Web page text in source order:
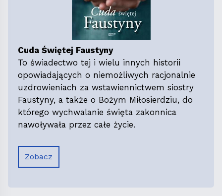
Cuda Świętej Faustyny
To świadectwo tej i wielu innych historii
opowiadających o niemożliwych racjonalnie
uzdrowieniach za wstawiennictwem siostry
Faustyny, a także o Bożym Miłosierdziu, do
którego wychwalanie święta zakonnica
nawoływała przez całe życie.
Zobacz